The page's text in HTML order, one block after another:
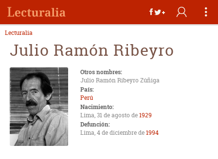
Lecturalia
Julio Ramón Ribeyro
Otros nombres:
Julio Ramón Ribeyro Zúñiga
País:
Perú
Nacimiento:
Lima, 31 de agosto de1929
Defunción:
Lima, 4 de diciembre de1994